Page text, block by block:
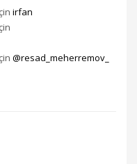
irfan
@resad_meherremov_